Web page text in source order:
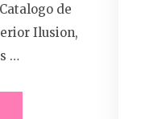
de
Ilusion,
…